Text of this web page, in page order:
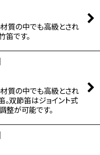
材質の中でも高級とされ
です。
材質の中でも高級とされ
双節笛はジョイント式
整が可能です。